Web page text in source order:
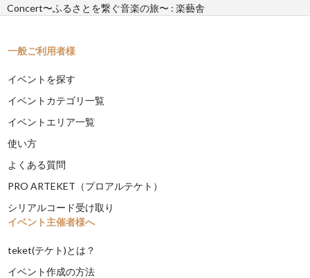
Concert〜ふるさとを繋ぐ音楽の旅〜 : 楽藝舎
一般ご利用者様
イベントを探す
イベントカテゴリ一覧
イベントエリア一覧
使い方
よくある質問
PRO ARTEKET（プロアルテケト）
シリアルコード受け取り
イベント主催者様へ
teket(テケト)とは？
イベント作成の方法